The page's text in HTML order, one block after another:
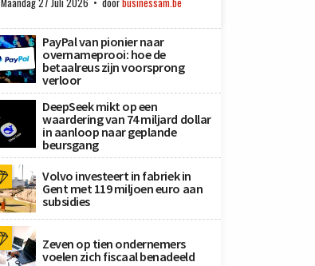
PayPal van pionier naar
overnameprooi: hoe de
betaalreus zijn voorsprong
verloor
DeepSeek mikt op een
waardering van 74 miljard dollar
in aanloop naar geplande
beursgang
Volvo investeert in fabriek in
Gent met 119 miljoen euro aan
subsidies
Zeven op tien ondernemers
voelen zich fiscaal benadeeld